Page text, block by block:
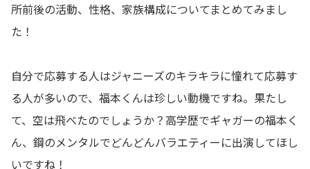
所前後の活動、性格、家族構成についてまとめてみまし
た！
自分で応募する人はジャニーズのキラキラに憧れて応募す
る人が多いので、福本くんは珍しい動機ですね。果たし
て、空は飛べたのでしょうか？高学歴でギャガーの福本く
ん、鋼のメンタルでどんどんバラエティーに出演してほし
いですね！